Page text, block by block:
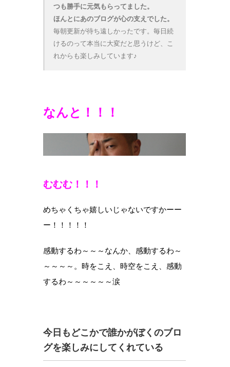
つも勝手に元気もらってました。
ほんとにあのブログが心の支えでした。
毎朝更新が待ち遠しかったです。毎日続
けるのって本当に大変だと思うけど、こ
れからも楽しみしています♪
なんと！！！
むむむ！！！
めちゃくちゃ嬉しいじゃないですかーー
ー！！！！！
感動するわ～～～なんか、感動するわ～
～～～～。時をこえ、時空をこえ、感動
するわ～～～～～～涙
今日もどこかで誰かがぼくのブロ
グを楽しみにしてくれている